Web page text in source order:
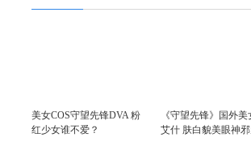
美女COS守望先锋DVA 粉
红少女谁不爱？
《守望先锋》国外美
艾什 肤白貌美眼神